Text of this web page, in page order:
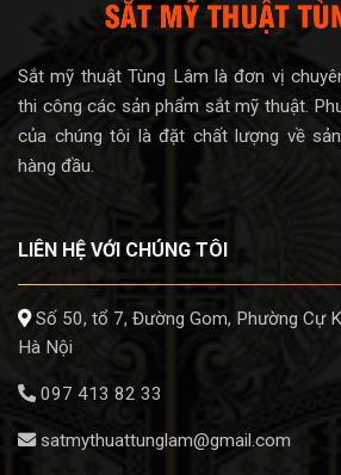
Sắt mỹ thuật Tùng Lâm là đơn vị
thi công các sản phẩm sắt mỹ thuật.
của chúng tôi là đặt chất lượng về
hàng đầu.
LIÊN HỆ VỚI CHÚNG TÔI
Số 50, tổ 7, Đường Gom, Phường Cự
Hà Nội
097 413 82 33
satmythuattunglam@gmail.com